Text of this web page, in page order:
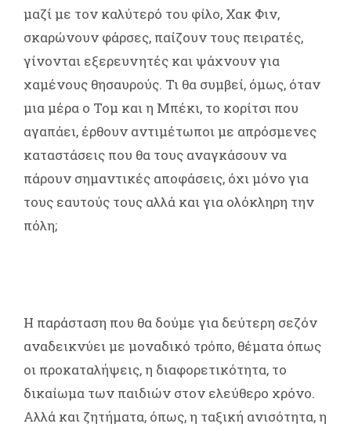
μαζί με τον καλύτερό του φίλο, Χακ Φιν,
σκαρώνουν φάρσες, παίζουν τους πειρατές,
γίνονται εξερευνητές και ψάχνουν για
χαμένους θησαυρούς. Τι θα συμβεί, όμως, όταν
μια μέρα ο Τομ και η Μπέκι, το κορίτσι που
αγαπάει, έρθουν αντιμέτωποι με απρόσμενες
καταστάσεις που θα τους αναγκάσουν να
πάρουν σημαντικές αποφάσεις, όχι μόνο για
τους εαυτούς τους αλλά και για ολόκληρη την
πόλη;
Η παράσταση που θα δούμε για δεύτερη σεζόν
αναδεικνύει με μοναδικό τρόπο, θέματα όπως
οι προκαταλήψεις, η διαφορετικότητα, το
δικαίωμα των παιδιών στον ελεύθερο χρόνο.
Αλλά και ζητήματα, όπως, η ταξική ανισότητα, η